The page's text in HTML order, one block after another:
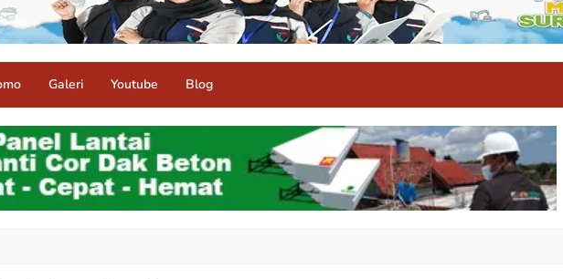
Galeri Youtube Blog